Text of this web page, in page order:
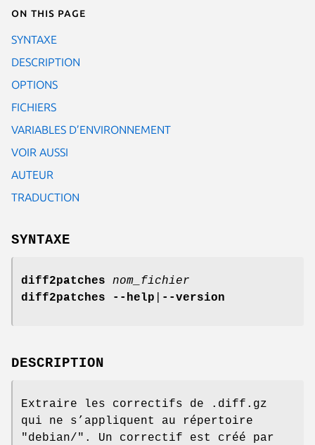
On this page
SYNTAXE
DESCRIPTION
OPTIONS
FICHIERS
VARIABLES D’ENVIRONNEMENT
VOIR AUSSI
AUTEUR
TRADUCTION
SYNTAXE
diff2patches
nom_fichier
diff2patches --help
--version
DESCRIPTION
Extraire les correctifs de .diff.gz
qui ne s’appliquent au répertoire
"debian/". Un correctif est créé par